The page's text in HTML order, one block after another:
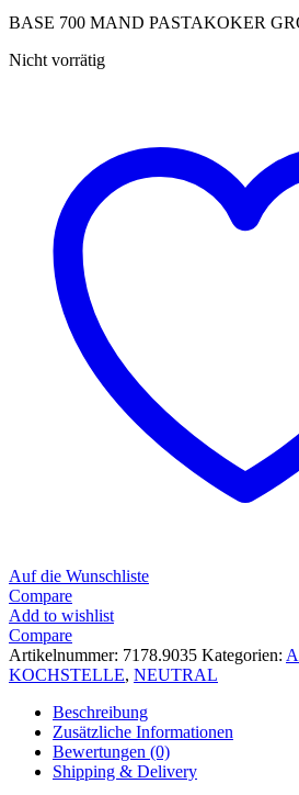
BASE 700 MAND PASTAKOKER
Nicht vorrätig
Auf die Wunschliste
Compare
Add to wishlist
Compare
Artikelnummer: 7178.9035 Kategorien:
KOCHSTELLE, NEUTRAL
Beschreibung
Zusätzliche Informationen
Bewertungen (0)
Shipping & Delivery